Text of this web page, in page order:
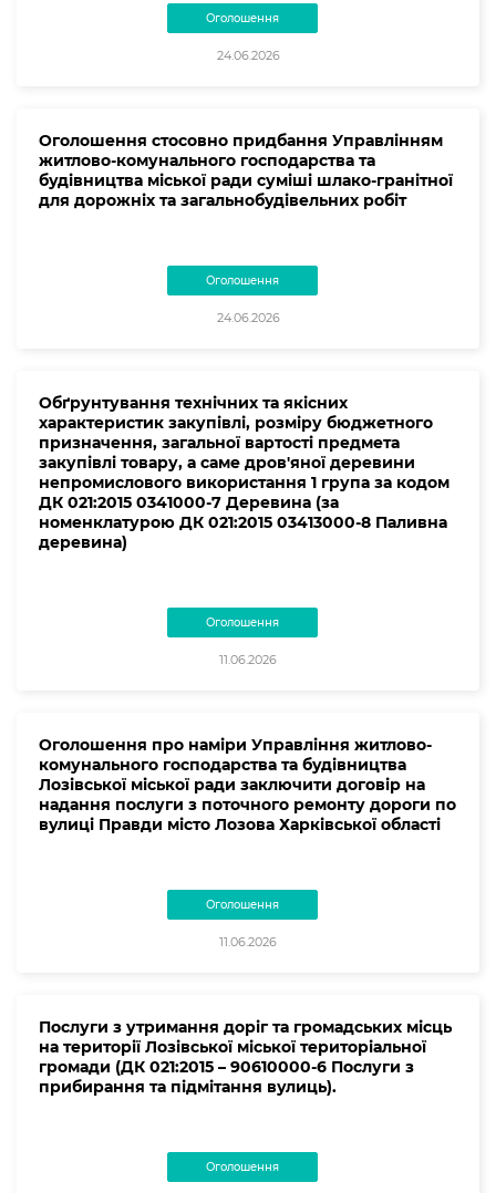
Оголошення
24.06.2026
Оголошення стосовно придбання Управлінням
житлово-комунального господарства та
будівництва міської ради суміші шлако-гранітної
для дорожніх та загальнобудівельних робіт
Оголошення
24.06.2026
Обґрунтування технічних та якісних
характеристик закупівлі, розміру бюджетного
призначення, загальної вартості предмета
закупівлі товару, а саме дров'яної деревини
непромислового використання 1 група за кодом
ДК 021:2015 0341000-7 Деревина (за
номенклатурою ДК 021:2015 03413000-8 Паливна
деревина)
Оголошення
11.06.2026
Оголошення про наміри Управління житлово-
комунального господарства та будівництва
Лозівської міської ради заключити договір на
надання послуги з поточного ремонту дороги по
вулиці Правди місто Лозова Харківської області
Оголошення
11.06.2026
Послуги з утримання доріг та громадських місць
на території Лозівської міської територіальної
громади (ДК 021:2015 – 90610000-6 Послуги з
прибирання та підмітання вулиць).
Оголошення